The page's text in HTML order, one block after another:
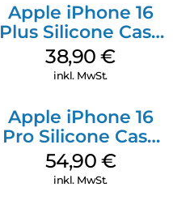
Apple iPhone 16
Plus Silicone Case
MagSafe Denim
38,90€
inkl. MwSt.
Apple iPhone 16
Pro Silicone Case
MagSafe Black
54,90 €
inkl. MwSt.